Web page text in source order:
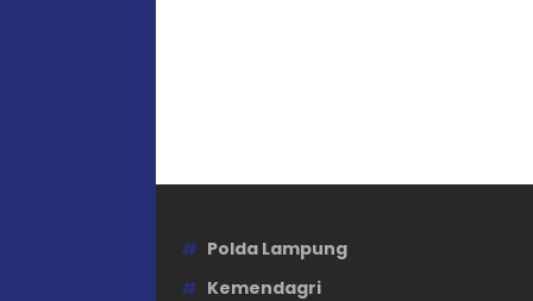
Polda Lampung
Kemendagri